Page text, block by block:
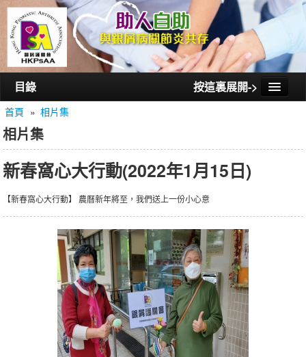
目錄 按這裏展開->
首頁
認識銀屑護關會
認識銀屑關節炎
活動/講座
聯絡我們
首頁 » 相片集
相片集
新春窩心大行動(2022年1月15日)
【新春窩心大行動】 農曆新年將至，我們送上一份小心意